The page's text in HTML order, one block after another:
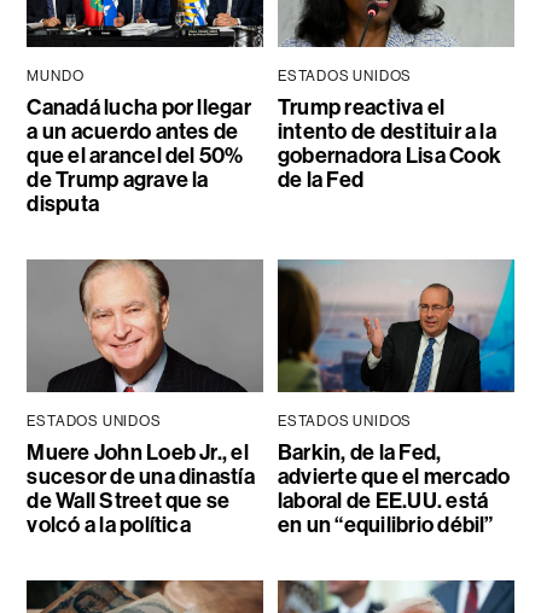
MUNDO
Canadá lucha por llegar
a un acuerdo antes de
que el arancel del 50%
de Trump agrave la
disputa
ESTADOS UNIDOS
Trump reactiva el
intento de destituir a la
gobernadora Lisa Cook
de la Fed
ESTADOS UNIDOS
Muere John Loeb Jr., el
sucesor de una dinastía
de Wall Street que se
volcó a la política
ESTADOS UNIDOS
Barkin, de la Fed,
advierte que el mercado
laboral de EE.UU. está
en un “equilibrio débil”